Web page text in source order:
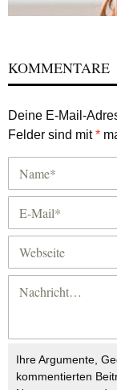
KOMMENTARE
Deine E-Mail-
Felder sind mit*
Ihre Argumente,
kommentierten